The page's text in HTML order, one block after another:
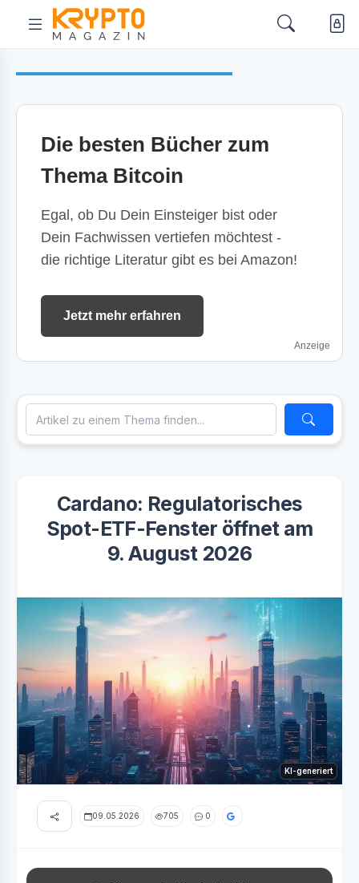
Die besten Bücher zum
Thema Bitcoin
Egal, ob Du Dein Einsteiger bist oder
Dein Fachwissen vertiefen möchtest -
die richtige Literatur gibt es bei Amazon!
Jetzt mehr erfahren
Anzeige
Cardano: Regulatorisches
Spot-ETF-Fenster öffnet am
9. August 2026
KI-generiert
09.05.2026 705 0